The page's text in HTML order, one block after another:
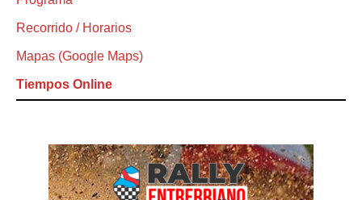
Recorrido / Horarios
Mapas (Google Maps)
Tiempos Online